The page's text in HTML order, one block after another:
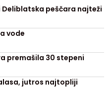
Deliblatska peščara najteži
vode
premašila 30 stepeni
jutros najtopliji